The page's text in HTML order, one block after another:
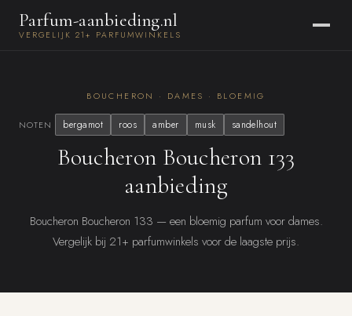
Parfum-aanbieding.nl
VERGELIJK 21+ PARFUMWINKELS
BOUCHERON · DAMES · BLOEMIG
NOTEN bergamot roos amber musk sandelhout
Boucheron Boucheron 133
aanbieding
Boucheron Boucheron 133 — een bloemig parfum voor dames.
Vergelijk bij 21+ parfumwinkels voor de laagste prijs.